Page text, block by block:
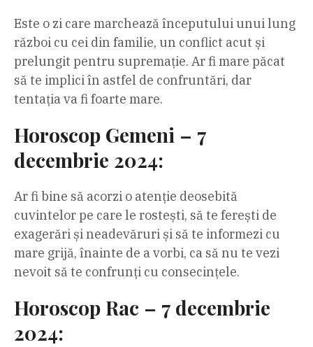
Este o zi care marchează începutului unui lung
război cu cei din familie, un conflict acut și
prelungit pentru supremație. Ar fi mare păcat
să te implici în astfel de confruntări, dar
tentația va fi foarte mare.
Horoscop Gemeni – 7
decembrie 2024:
Ar fi bine să acorzi o atenție deosebită
cuvintelor pe care le rostești, să te ferești de
exagerări și neadevăruri și să te informezi cu
mare grijă, înainte de a vorbi, ca să nu te vezi
nevoit să te confrunți cu consecințele.
Horoscop Rac – 7 decembrie
2024: